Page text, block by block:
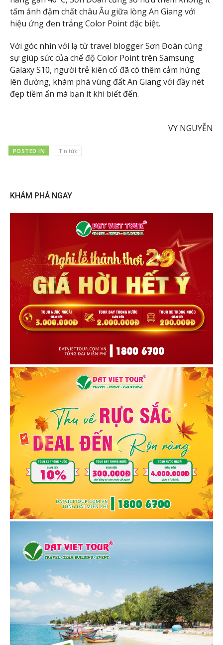
tấm ảnh đậm chất châu Âu giữa lòng An Giang với
hiệu ứng đen trắng Color Point đặc biệt.
Với góc nhìn với lạ từ travel blogger Sơn Đoàn cùng
sự giúp sức của chế độ Color Point trên Samsung
Galaxy S10, người trẻ kiên cố đã có thêm cảm hứng
lên đường, khám phá vùng đất An Giang với đầy nét
đẹp tiềm ẩn mà bạn ít khi biết đến.
VY NGUYỄN
POSTED IN Tin tức
KHÁM PHÁ NGAY